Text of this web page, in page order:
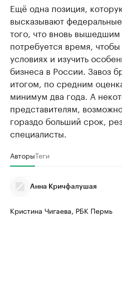
Ещё одна позиция,
высказывают
того, что вновь
потребуется время,
условиях и изучить
бизнеса в России. Завоз
итогом, по средним
минимум два года. А
представителям,
гораздо больший срок,
специалисты.
АвторыТеги
Анна Кричфалушая
Кристина Чигаева, РБК Пермь